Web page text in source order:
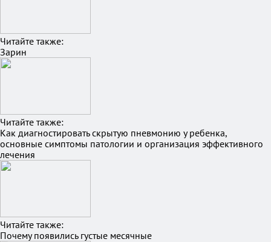
Читайте также:
Зарин
Читайте также:
Как диагностировать скрытую пневмонию у ребенка,
основные симптомы патологии и организация эффективного
лечения
Читайте также:
Почему появились густые месячные